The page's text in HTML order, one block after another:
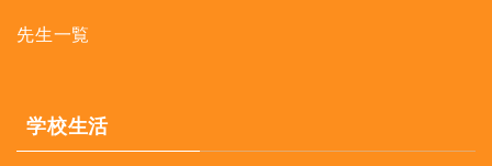
先生一覧
学校生活